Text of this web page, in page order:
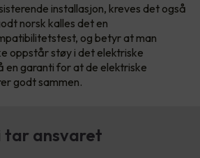
installasjon, kreves det også
norsk kalles det en
og betyr at man
oppstår støy i det elektriske
en garanti for at de elektriske
godt sammen.
tar ansvaret